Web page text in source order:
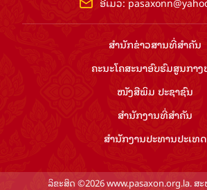
ສຳ​ນັກ​ຂ່າວ​ສານ​ທີ່​ສຳ​ຄັນ​
ຄະນະໂຄສະນາອົບຮົມ​ສູນ​ກາ
ໜັງສືພິມ ປະ​ຊາ​ຊົນ
ສຳ​ນັກ​ງານ​ທີ່​ສຳ​ຄັນ
ສຳ​ນັກ​ງານ​ປະ​ທານ​ປະ​ເທດ
ລິຂະສິດ ©2026 www.pasaxon.org.la. ສ